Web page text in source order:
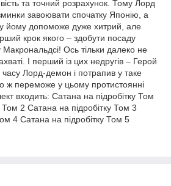
та точний розрахунок. Тому Лорд
завоювати спочатку Японію, а
йому допоможе дуже хитрий, але
крок якого – здобути посаду
Ось тільки далеко не
І перший із цих недругів – Герой
часу Лорд-демон і потрапив у таке
ж переможе у цьому протистоянні
входить: Сатана на підробітку Том
Том 2 Сатана на підробітку Том 3
4 Сатана на підробітку Том 5